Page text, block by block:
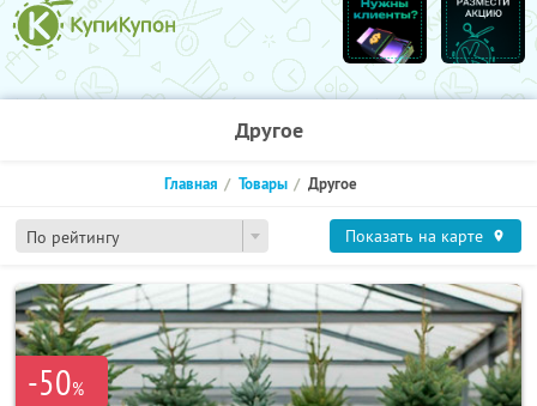
Другое
По рейтингу
Главная Товары Другое
Показать на карте
-50%